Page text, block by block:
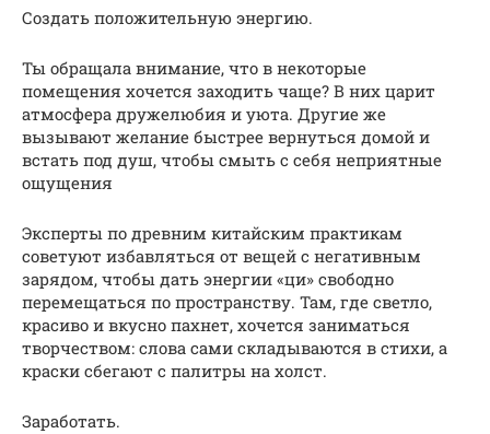
Создать положительную энергию.
Ты обращала внимание, что в некоторые
помещения хочется заходить чаще? В них царит
атмосфера дружелюбия и уюта. Другие же
вызывают желание быстрее вернуться домой и
встать под душ, чтобы смыть с себя неприятные
ощущения
Эксперты по древним китайским практикам
советуют избавляться от вещей с негативным
зарядом, чтобы дать энергии «ци» свободно
перемещаться по пространству. Там, где светло,
красиво и вкусно пахнет, хочется заниматься
творчеством: слова сами складываются в стихи, а
краски сбегают с палитры на холст.
Заработать.